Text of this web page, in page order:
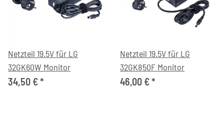
Netzteil 19.5V für LG
32GK60W Monitor
34,50 €*
Netzteil 19.5V für LG
32GK850F Monitor
46,00 €*